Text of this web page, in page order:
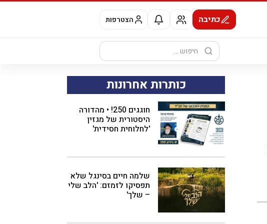
כתיבה הצטרפות
חיפוש:
כותרות אחרונות
חוגגים 250! • מהדורה
היסטורית של מגזין
'לחלוחית חסידית'
שלמה חיים בסינגל שלא
תפסיקו לזמזם: 'הלב שלי
– שלך'